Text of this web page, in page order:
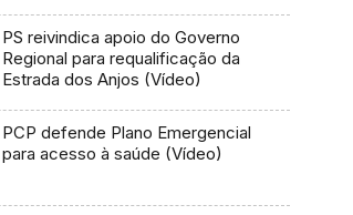
PS reivindica apoio do Governo
Regional para requalificação da
Estrada dos Anjos (Vídeo)
PCP defende Plano Emergencial
para acesso à saúde (Vídeo)